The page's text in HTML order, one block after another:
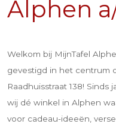
Alphen
Welkom bij MijnTafel
gevestigd in het centrum
Raadhuisstraat 138! Sinds
wij dé winkel in Alphen
voor cadeau-ideeën,